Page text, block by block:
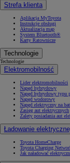
Strefa klienta
Aplikacja MyToyota
Instrukcje obsługi
Aktualizacja map
System Bluetooth®
Karty Ratownicze
Technologie
Technologie
Elektromobilność
Lider elektromobilności
Napęd hybrydowy
Napęd hybrydowy typu
Napęd wodorowy
Napęd elektryczny na
Zasięg aut elektrycznych
Zalety posiadania aut
Ładowanie
Toyota HomeCharge
Toyota Charging
Jak naładować